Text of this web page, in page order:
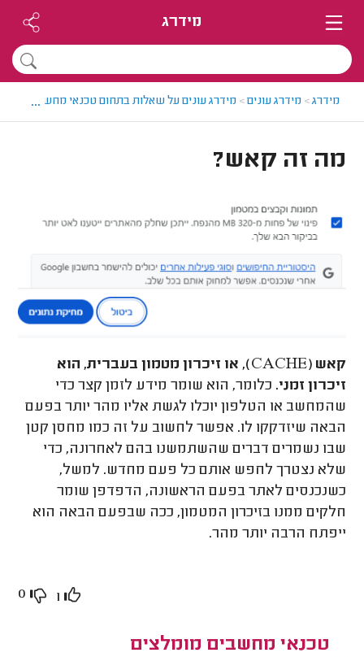
מידרג
מידרג> מידרג עונים> מידרג עונים על שאלות בתחום טכנאי מחשבים
...
מה זה קאש?
קאש (CACHE), או זיכרון מטמון בעברית, הוא
זיכרון זמני. כלומר, הוא שומר מידע לזמן קצר כדי
שהמחשב או הטלפון יוכלו לגשת אליו מהר יותר בפעם
הבאה שיזדקקו לו. אפשר לחשוב על זה כמו מחסן קטן
שבו נשמרים דברים שהשתמשנו בהם לאחרונה, כדי
שלא נצטרך לחפש אותם כל פעם מחדש. למשל,
כשנכנסים לאתר בפעם הראשונה, הדפדפן שומר
חלקים ממנו בזיכרון המטמון, ככה שבפעם הבאה הוא
ייפתח הרבה יותר מהר.
1
0
טכנאי מחשבים מומלצים